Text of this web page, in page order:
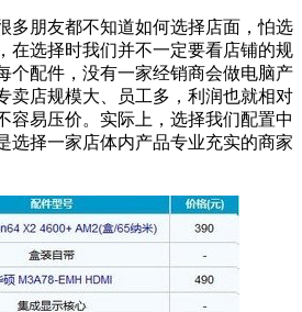
多朋友都不知道如何选择店面，怕选
在选择时我们并不一定要看店铺的规
个配件，没有一家经销商会做电脑产
卖店规模大、员工多，利润也就相对
容易压价。实际上，选择我们配置中
选择一家店体内产品专业充实的商家